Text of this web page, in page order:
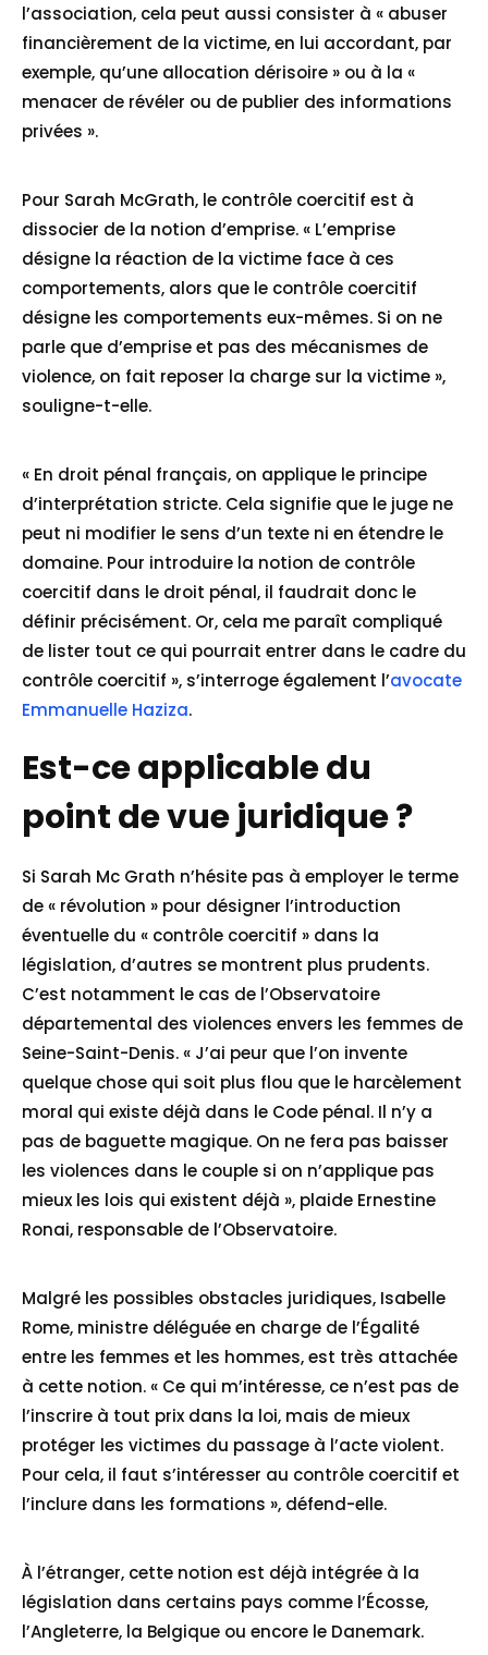
l’association, cela peut aussi consister à « abuser
financièrement de la victime, en lui accordant, par
exemple, qu’une allocation dérisoire » ou à la «
menacer de révéler ou de publier des informations
privées ».
Pour Sarah McGrath, le contrôle coercitif est à
dissocier de la notion d’emprise. « L’emprise
désigne la réaction de la victime face à ces
comportements, alors que le contrôle coercitif
désigne les comportements eux-mêmes. Si on ne
parle que d’emprise et pas des mécanismes de
violence, on fait reposer la charge sur la victime »,
souligne-t-elle.
« En droit pénal français, on applique le principe
d’interprétation stricte. Cela signifie que le juge ne
peut ni modifier le sens d’un texte ni en étendre le
domaine. Pour introduire la notion de contrôle
coercitif dans le droit pénal, il faudrait donc le
définir précisément. Or, cela me paraît compliqué
de lister tout ce qui pourrait entrer dans le cadre du
contrôle coercitif », s’interroge également l’avocate
Emmanuelle Haziza.
Est-ce applicable du
point de vue juridique ?
Si Sarah Mc Grath n’hésite pas à employer le terme
de « révolution » pour désigner l’introduction
éventuelle du « contrôle coercitif » dans la
législation, d’autres se montrent plus prudents.
C’est notamment le cas de l’Observatoire
départemental des violences envers les femmes de
Seine-Saint-Denis. « J’ai peur que l’on invente
quelque chose qui soit plus flou que le harcèlement
moral qui existe déjà dans le Code pénal. Il n’y a
pas de baguette magique. On ne fera pas baisser
les violences dans le couple si on n’applique pas
mieux les lois qui existent déjà », plaide Ernestine
Ronai, responsable de l’Observatoire.
Malgré les possibles obstacles juridiques, Isabelle
Rome, ministre déléguée en charge de l’Égalité
entre les femmes et les hommes, est très attachée
à cette notion. « Ce qui m’intéresse, ce n’est pas de
l’inscrire à tout prix dans la loi, mais de mieux
protéger les victimes du passage à l’acte violent.
Pour cela, il faut s’intéresser au contrôle coercitif et
l’inclure dans les formations », défend-elle.
À l’étranger, cette notion est déjà intégrée à la
législation dans certains pays comme l’Écosse,
l’Angleterre, la Belgique ou encore le Danemark.
Home
Services
About Us
The blog
Contact Us